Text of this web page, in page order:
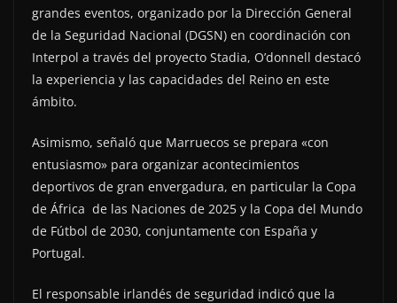
grandes eventos, organizado por la Dirección General
de la Seguridad Nacional (DGSN) en coordinación con
Interpol a través del proyecto Stadia, O’donnell destacó
la experiencia y las capacidades del Reino en este
ámbito.
Asimismo, señaló que Marruecos se prepara «con
entusiasmo» para organizar acontecimientos
deportivos de gran envergadura, en particular la Copa
de África de las Naciones de 2025 y la Copa del Mundo
de Fútbol de 2030, conjuntamente con España y
Portugal.
El responsable irlandés de seguridad indicó que la